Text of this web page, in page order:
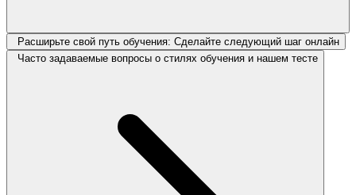
Расширьте свой путь обучения: Сделайте следующий шаг онлайн
Часто задаваемые вопросы о стилях обучения и нашем тесте